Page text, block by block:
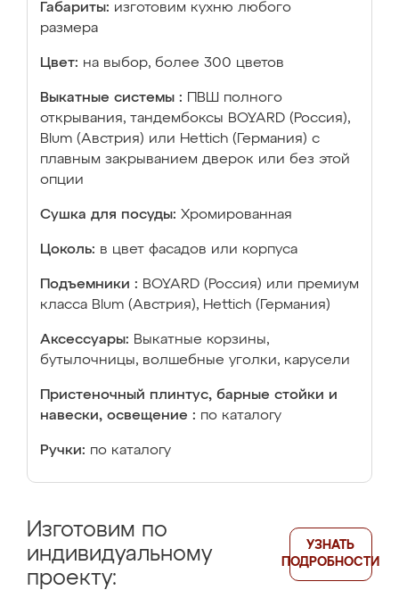
Габариты: изготовим кухню любого
размера
Цвет: на выбор, более 300 цветов
Выкатные системы :
ПВШ полного
открывания, тандембоксы BOYARD (Россия),
Blum (Австрия) или Hettich (Германия) с
плавным закрыванием дверок или без этой
опции
Сушка для посуды: Хромированная
Цоколь: в цвет фасадов или корпуса
Подъемники : BOYARD (Россия) или премиум
класса Blum (Австрия), Hettich (Германия)
Аксессуары: Выкатные корзины,
бутылочницы, волшебные уголки, карусели
Пристеночный плинтус, барные стойки и
навески, освещение : по каталогу
Ручки: по каталогу
Изготовим по
индивидуальному
проекту:
УЗНАТЬ
ПОДРОБНОСТИ